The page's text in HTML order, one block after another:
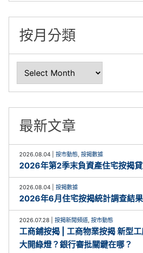
按月分類
最新文章
2026.08.04 按市動態 按揭數據
2026年第2季末負資產住宅按揭
2026.08.04 按揭數據
2026年6月住宅按揭統計調查結果
2026.07.28 按揭新聞頻道 按市動態
工商鋪按揭 | 工商物業按揭 新型
大開綠燈？銀行審批關鍵在哪？